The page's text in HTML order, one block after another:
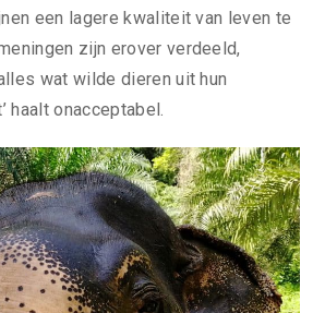
een lagere kwaliteit van leven te
zijn erover verdeeld,
wat wilde dieren uit hun
haalt onacceptabel.